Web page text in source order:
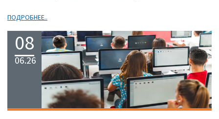
ПОДРОБНЕЕ..
08
06.26